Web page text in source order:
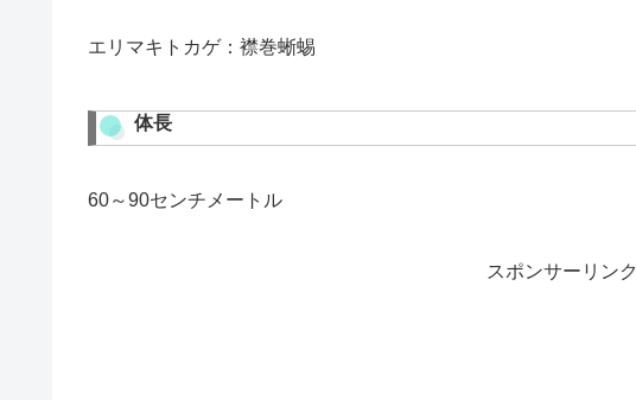
エリマキトカゲ：襟巻蜥蜴
体長
60～90センチメートル
スポンサーリンク